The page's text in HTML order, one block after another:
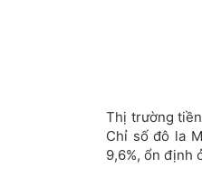
Thị trường
Chỉ số đô la
9,6%, ổn định